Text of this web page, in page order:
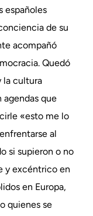
españoles
de su
acompañó
Quedó
la cultura
agendas que
«esto me lo
al
si supieron o no
y excéntrico en
en Europa,
quienes se